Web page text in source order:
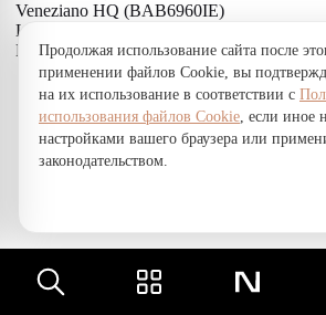
Veneziano HQ (BAB6960IE)
Levante (BAB6950IA)
Black Star Ionic (BAB6250IE)
Продолжая использование сайта после
применении файлов Cookie, вы
на их использование в соответствии с
использования файлов Cookie, если иное
настройками вашего браузера или
законодательством.